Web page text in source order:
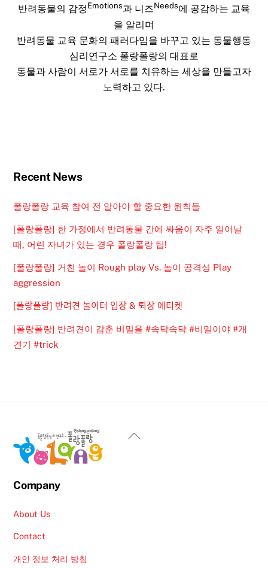
반려동물의 감정Emotions과 니즈Needs에 공감하는 교육
을 알리며
반려동물 교육 문화의 패러다임을 바꾸고 있는 동물행동
심리연구소 폴랑폴랑의 대표로
동물과 사람이 서로가 서로를 치유하는 세상을 만들고자
노력하고 있다.
Recent News
폴랑폴랑 교육 참여 전 알아야 할 중요한 원칙들
[폴랑폴랑] 한 가정에서 반려동물 간에 싸움이 자주 일어날
때, 어린 자녀가 있는 경우 폴랑폴랑 팁!
[폴랑폴랑] 거친 놀이 Rough play Vs. 놀이 공격성 Play
aggression
[폴랑폴랑] 반려견 놀이터 입장 & 퇴장 에티켓
[폴랑폴랑] 반려견이 감춘 비밀을 #속닥속닥 #비밀이야 #개
견기 #trick
Back
Company
About Us
Contact
개인 정보 처리 방침